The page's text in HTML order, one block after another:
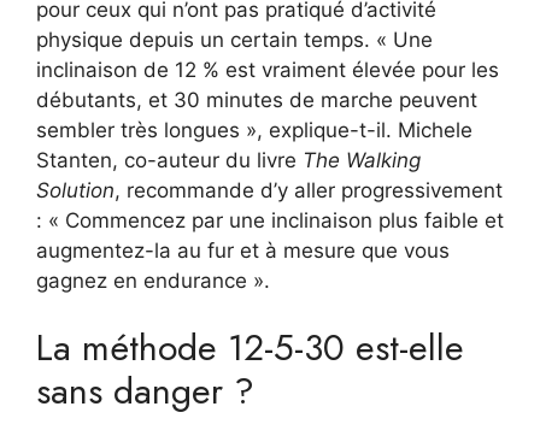
pour ceux qui n’ont pas pratiqué d’activité
physique depuis un certain temps. « Une
inclinaison de 12 % est vraiment élevée pour les
débutants, et 30 minutes de marche peuvent
sembler très longues », explique-t-il. Michele
Stanten, co-auteur du livre The Walking
Solution, recommande d’y aller progressivement
: « Commencez par une inclinaison plus faible et
augmentez-la au fur et à mesure que vous
gagnez en endurance ».
La méthode 12-5-30 est-elle
sans danger ?